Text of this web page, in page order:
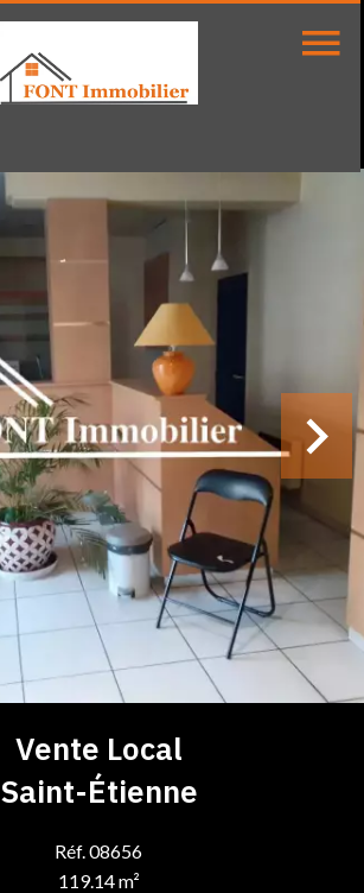
Vente Local
Saint-Étienne
Réf. 08656
119.14 m²